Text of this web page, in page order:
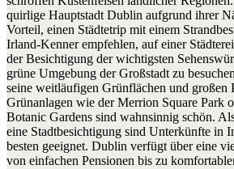
quirlige Hauptstadt Dublin aufgrund ihrer
Vorteil, einen Städtetrip mit einem
Irland-Kenner empfehlen, auf einer
der Besichtigung der wichtigsten
grüne Umgebung der Großstadt zu
seine weitläufigen Grünflächen und großen
Grünanlagen wie der Merrion Square Park
Botanic Gardens sind wahnsinnig schön.
eine Stadtbesichtigung sind Unterkünfte in
besten geeignet. Dublin verfügt über eine
von einfachen Pensionen bis zu